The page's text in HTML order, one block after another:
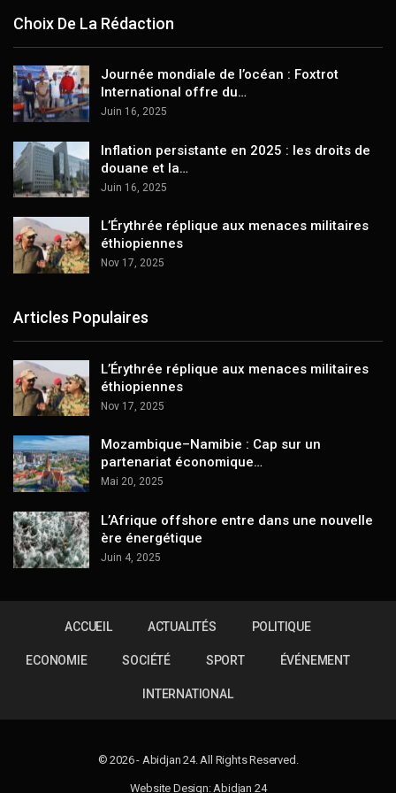
Choix De La Rédaction
Journée mondiale de l’océan : Foxtrot
International offre du…
Juin 16, 2025
Inflation persistante en 2025 : les droits de
douane et la…
Juin 16, 2025
L’Érythrée réplique aux menaces militaires
éthiopiennes
Nov 17, 2025
Articles Populaires
L’Érythrée réplique aux menaces militaires
éthiopiennes
Nov 17, 2025
Mozambique–Namibie : Cap sur un
partenariat économique…
Mai 20, 2025
L’Afrique offshore entre dans une nouvelle
ère énergétique
Juin 4, 2025
ACCUEIL ACTUALITÉS POLITIQUE
ECONOMIE SOCIÉTÉ SPORT ÉVÉNEMENT
INTERNATIONAL
© 2026 - Abidjan 24. All Rights Reserved.
Website Design: Abidjan 24